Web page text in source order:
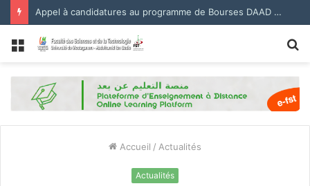
Appel à candidatures au programme de Bourses DAAD 2027.
Menu
Accueil / Actualités
Actualités